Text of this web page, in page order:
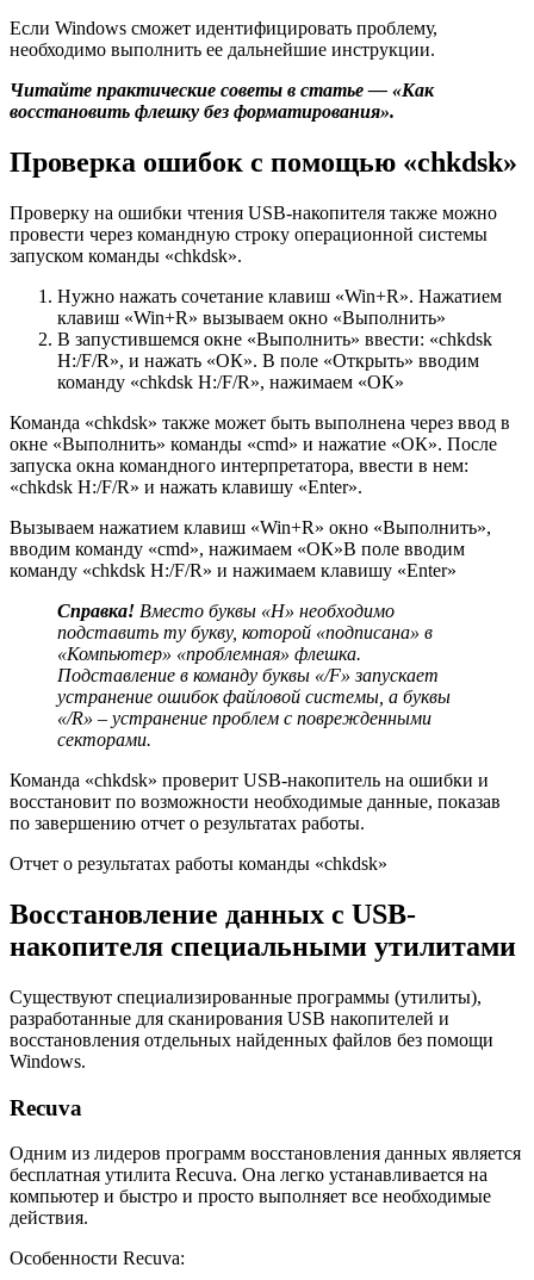
Если Windows сможет идентифицировать проблему,
необходимо выполнить ее дальнейшие инструкции.
Читайте практические советы в статье — «Как
восстановить флешку без форматирования».
Проверка ошибок с помощью «chkdsk»
Проверку на ошибки чтения USB-накопителя также можно
провести через командную строку операционной системы
запуском команды «chkdsk».
Нужно нажать сочетание клавиш «Win+R». Нажатием
клавиш «Win+R» вызываем окно «Выполнить»
В запустившемся окне «Выполнить» ввести: «chkdsk
H:/F/R», и нажать «ОК». В поле «Открыть» вводим
команду «chkdsk H:/F/R», нажимаем «ОК»
Команда «chkdsk» также может быть выполнена через ввод в
окне «Выполнить» команды «cmd» и нажатие «ОК». После
запуска окна командного интерпретатора, ввести в нем:
«chkdsk H:/F/R» и нажать клавишу «Enter».
Вызываем нажатием клавиш «Win+R» окно «Выполнить»,
вводим команду «cmd», нажимаем «ОК»В поле вводим
команду «chkdsk H:/F/R» и нажимаем клавишу «Enter»
Справка! Вместо буквы «H» необходимо
подставить ту букву, которой «подписана» в
«Компьютер» «проблемная» флешка.
Подставление в команду буквы «/F» запускает
устранение ошибок файловой системы, а буквы
«/R» – устранение проблем с поврежденными
секторами.
Команда «chkdsk» проверит USB-накопитель на ошибки и
восстановит по возможности необходимые данные, показав
по завершению отчет о результатах работы.
Отчет о результатах работы команды «chkdsk»
Восстановление данных с USB-
накопителя специальными утилитами
Существуют специализированные программы (утилиты),
разработанные для сканирования USB накопителей и
восстановления отдельных найденных файлов без помощи
Windows.
Recuva
Одним из лидеров программ восстановления данных является
бесплатная утилита Recuva. Она легко устанавливается на
компьютер и быстро и просто выполняет все необходимые
действия.
Особенности Recuva: